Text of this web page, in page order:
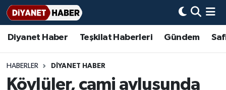
Diyanet Haber Teşkilat Haberleri Gündem
HABERLER DİYANET HABER
Köylüler, cami avlusunda
Diyanet Haber
Teşkilat Haberleri
Adana Müftülüğü
Adıyaman Müftülüğü
Bir Ayet
Bir Hikaye
Aile Dergisi
Aylık Dergi
İmam Hatip Okulları
Başmakale
Hadis-i Şerifler
Hayat Okumaları
Nöbetçi Eczaneler
Hava Durumu